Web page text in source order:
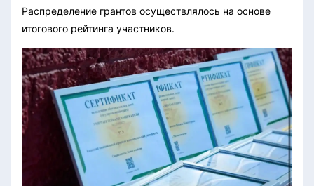
Распределение грантов осуществлялось на основе
итогового рейтинга участников.